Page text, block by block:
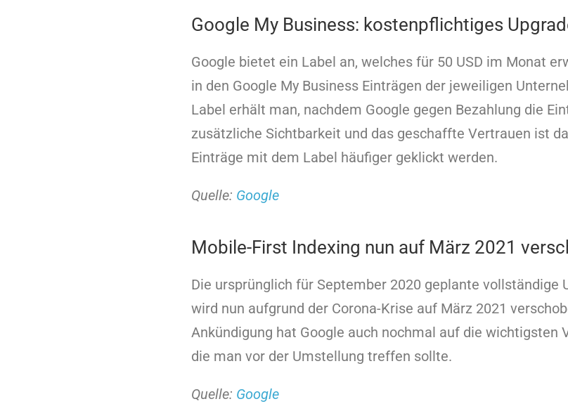
Google My Business: kostenpflichtiges
Google bietet ein Label an, welches für 50 USD im Monat
in den Google My Business Einträgen der jeweiligen
Label erhält man, nachdem Google gegen Bezahlung die
zusätzliche Sichtbarkeit und das geschaffte Vertrauen ist
Einträge mit dem Label häufiger geklickt werden.
Quelle: Google
Mobile-First Indexing nun auf März 2021
Die ursprünglich für September 2020 geplante vollständige
wird nun aufgrund der Corona-Krise auf März 2021
Ankündigung hat Google auch nochmal auf die wichtigsten
die man vor der Umstellung treffen sollte.
Quelle: Google